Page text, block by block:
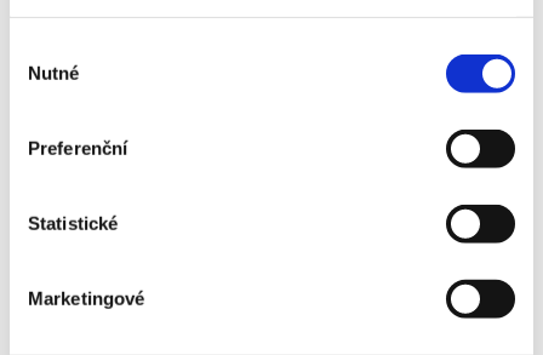
souhlasu
Nutné
Preferenční
Statistické
Marketingové